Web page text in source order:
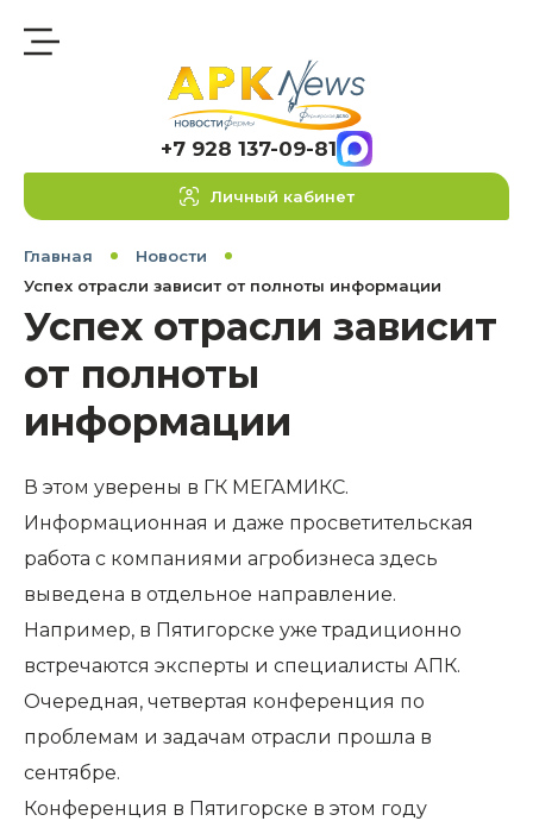
+7 928 137-09-81
Личный кабинет
Главная
Новости
Успех отрасли зависит от полноты информации
Успех отрасли зависит
от полноты
информации
В этом уверены в ГК МЕГАМИКС.
Информационная и даже просветительская
работа с компаниями агробизнеса здесь
выведена в отдельное направление.
Например, в Пятигорске уже традиционно
встречаются эксперты и специалисты АПК.
Очередная, четвертая конференция по
проблемам и задачам отрасли прошла в
сентябре.
Конференция в Пятигорске в этом году